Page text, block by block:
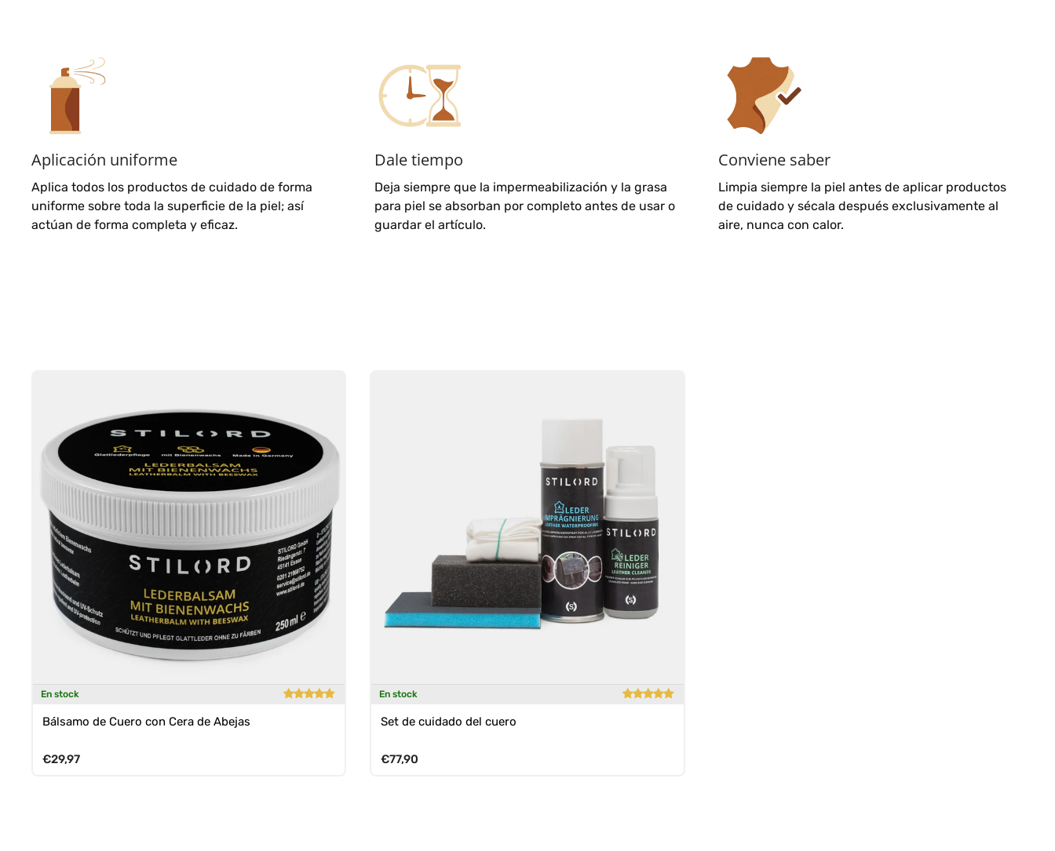
Aplicación uniforme
Aplica todos los productos de cuidado de forma
uniforme sobre toda la superficie de la piel; así
actúan de forma completa y eficaz.
Dale tiempo
Deja siempre que la impermeabilización y la grasa
para piel se absorban por completo antes de usar o
guardar el artículo.
Conviene saber
Limpia siempre la piel antes de aplicar productos
de cuidado y sécala después exclusivamente al
aire, nunca con calor.
En stock
Bálsamo de Cuero con Cera de Abejas
Precio normal
€29,97
En stock
Set de cuidado del cuero
Precio normal
€77,90